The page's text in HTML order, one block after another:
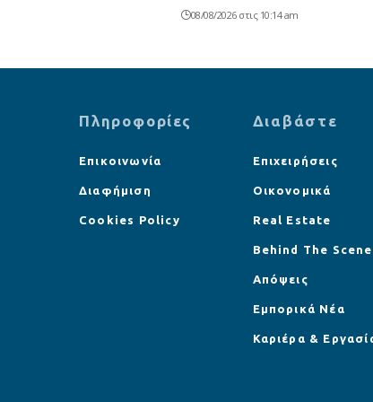
08/08/2026 στις 10:14 am
Πληροφορίες
Επικοινωνία
Διαφήμιση
Cookies Policy
Διαβάστε
Επιχειρήσεις
Οικονομικά
Real Estate
Behind The
Απόψεις
Εμπορικά Νέα
Καριέρα &